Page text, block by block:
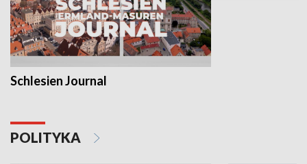
Schlesien Journal
POLITYKA